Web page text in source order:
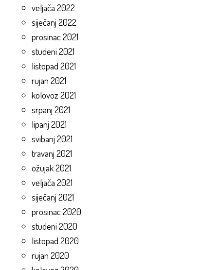
veljača 2022
siječanj 2022
prosinac 2021
studeni 2021
listopad 2021
rujan 2021
kolovoz 2021
srpanj 2021
lipanj 2021
svibanj 2021
travanj 2021
ožujak 2021
veljača 2021
siječanj 2021
prosinac 2020
studeni 2020
listopad 2020
rujan 2020